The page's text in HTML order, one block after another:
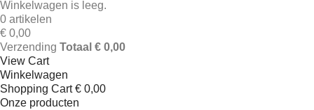
Winkelwagen is leeg.
0 artikelen
€ 0,00
Verzending Totaal € 0,00
View Cart
Winkelwagen
Shopping Cart € 0,00
Onze producten